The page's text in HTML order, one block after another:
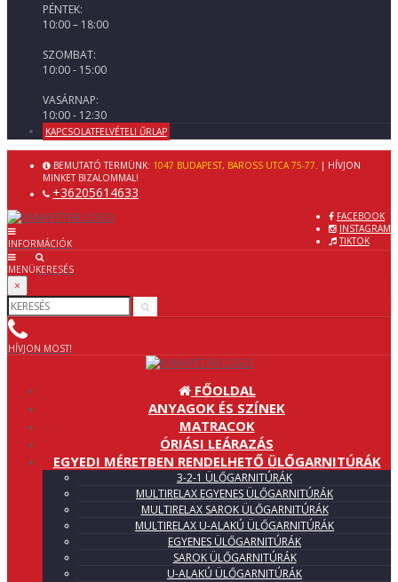
PÉNTEK:
10:00 – 18:00
SZOMBAT:
10:00 - 15:00
VASÁRNAP:
10:00 - 12:30
KAPCSOLATFELVÉTELI ŰRLAP
BEMUTATÓ TERMÜNK: 1047 BUDAPEST, BAROSS UTCA 75-77.
| HÍVJON
MINKET BIZALOMMAL!
+36205614633
FACEBOOK
INSTAGRAM
TIKTOK
INFORMÁCIÓK
MENÜKERESÉS
×
HÍVJON MOST!
FŐOLDAL
ANYAGOK ÉS SZÍNEK
MATRACOK
ÓRIÁSI LEÁRAZÁS
EGYEDI MÉRETBEN RENDELHETŐ ÜLŐGARNITÚRÁK
3-2-1 ÜLŐGARNITÚRÁK
MULTIRELAX EGYENES ÜLŐGARNITÚRÁK
MULTIRELAX SAROK ÜLŐGARNITÚRÁK
MULTIRELAX U-ALAKÚ ÜLŐGARNITÚRÁK
EGYENES ÜLŐGARNITÚRÁK
SAROK ÜLŐGARNITÚRÁK
U-ALAKÚ ÜLŐGARNITÚRÁK